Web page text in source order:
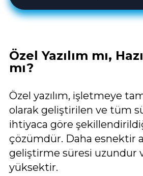
Özel Yazılım mı,
mı?
Özel yazılım, işletmeye
olarak geliştirilen ve tüm
ihtiyaca göre
çözümdür. Daha esnektir
geliştirme süresi uzundur
yüksektir.